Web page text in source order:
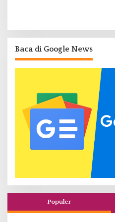
Baca di Google News
Populer